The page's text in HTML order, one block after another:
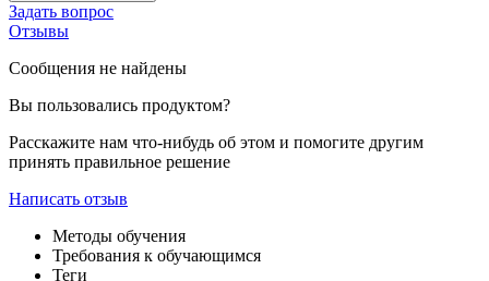
Задать вопрос
Отзывы
Сообщения не найдены
Вы пользовались продуктом?
Расскажите нам что-нибудь об этом и помогите другим
принять правильное решение
Написать отзыв
Методы обучения
Требования к обучающимся
Теги